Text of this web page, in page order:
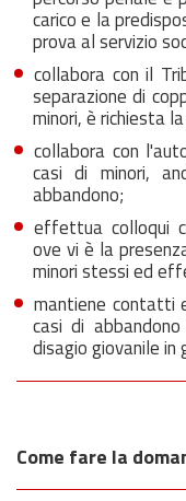
carico e la
prova al servizio
collabora con il
separazione di
minori, è richiesta
collabora con
casi di minori,
abbandono;
effettua colloqui
ove vi è la
minori stessi ed
mantiene contatti
casi di
disagio giovanile in
Come fare la